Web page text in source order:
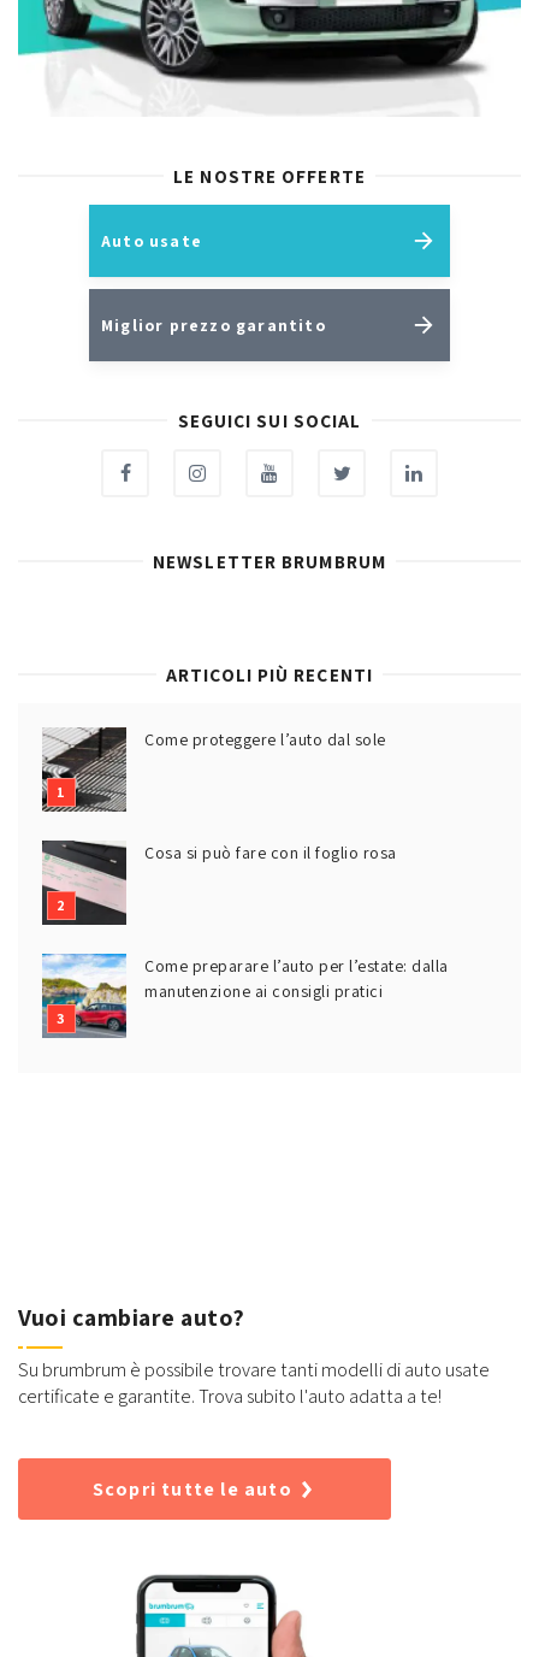
LE NOSTRE OFFERTE
Auto usate
Miglior prezzo garantito
SEGUICI SUI SOCIAL
NEWSLETTER BRUMBRUM
ARTICOLI PIÙ RECENTI
Come proteggere l’auto dal sole
Cosa si può fare con il foglio rosa
Come preparare l’auto per l’estate: dalla
manutenzione ai consigli pratici
Vuoi cambiare auto?
Su brumbrum è possibile trovare tanti modelli di auto usate
certificate e garantite. Trova subito l'auto adatta a te!
Scopri tutte le auto